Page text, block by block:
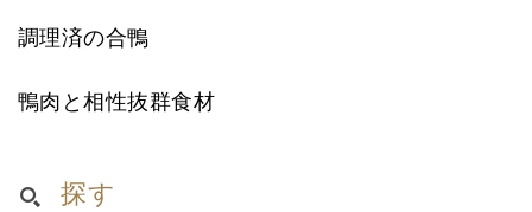
調理済の合鴨
鴨肉と相性抜群食材
探す